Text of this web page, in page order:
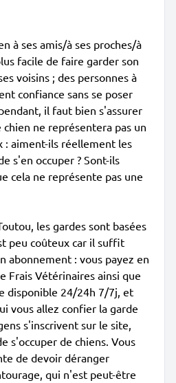
à ses amis/à ses proches/à
facile de faire garder son
voisins ; des personnes à
confiance sans se poser
il faut bien s'assurer
ne représentera pas un
: aiment-ils réellement les
s'en occuper ? Sont-ils
cela ne représente pas une
les gardes sont basées
peu coûteux car il suffit
abonnement : vous payez en
Frais Vétérinaires ainsi que
disponible 24/24h 7/7j, et
vous allez confier la garde
s'inscrivent sur le site,
s'occuper de chiens. Vous
de devoir déranger
qui n'est peut-être